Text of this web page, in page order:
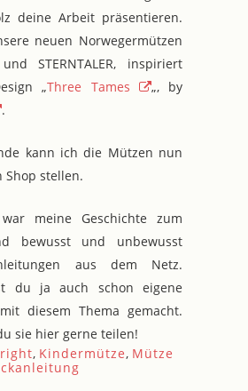
deine Arbeit präsentieren.
neuen Norwegermützen
und STERNTALER, inspiriert
„Three Tames
„, by
.
kann ich die Mützen nun
stellen.
meine Geschichte zum
bewusst und unbewusst
aus dem Netz.
du ja auch schon eigene
diesem Thema gemacht.
sie hier gerne teilen!
, Kindermütze, Mütze